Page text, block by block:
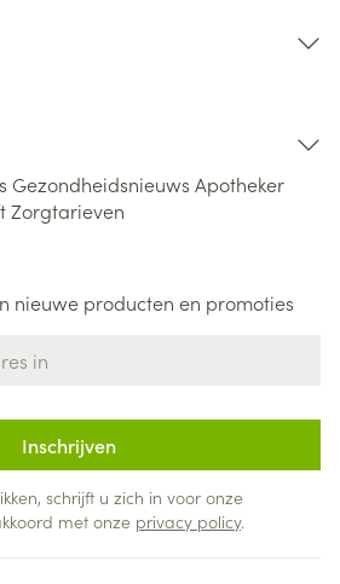
Gezondheidsnieuws Apotheker
Zorgtarieven
nieuwe producten en promoties
Inschrijven
schrijft u zich in voor onze
met onze privacy policy.